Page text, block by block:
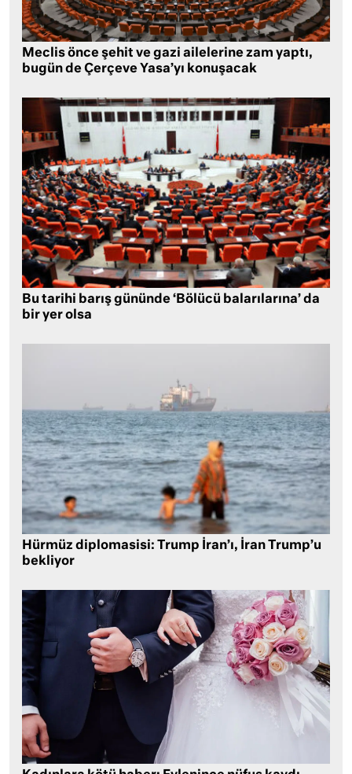
Meclis önce şehit ve gazi ailelerine zam yaptı,
bugün de Çerçeve Yasa’yı konuşacak
Bu tarihi barış gününde ‘Bölücü balarılarına’ da
bir yer olsa
Hürmüz diplomasisi: Trump İran’ı, İran Trump’u
bekliyor